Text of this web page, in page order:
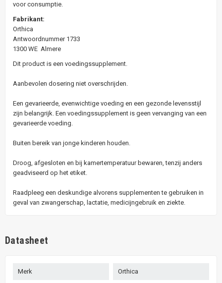
voor consumptie.
Fabrikant:
Orthica
Antwoordnummer 1733
1300 WE Almere
Dit product is een voedingssupplement.
Aanbevolen dosering niet overschrijden.
Een gevarieerde, evenwichtige voeding en een gezonde levensstijl
zijn belangrijk. Een voedingssupplement is geen vervanging van een
gevarieerde voeding.
Buiten bereik van jonge kinderen houden.
Droog, afgesloten en bij kamertemperatuur bewaren, tenzij anders
geadviseerd op het etiket.
Raadpleeg een deskundige alvorens supplementen te gebruiken in
geval van zwangerschap, lactatie, medicijngebruik en ziekte.
Datasheet
Merk Orthica